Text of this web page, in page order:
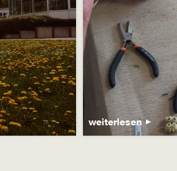
weiterlesen